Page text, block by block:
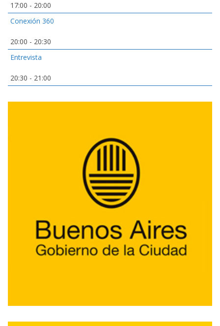
17:00 - 20:00
Conexión 360
20:00 - 20:30
Entrevista
20:30 - 21:00